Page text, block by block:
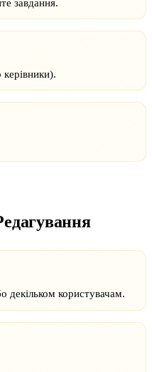
завдання.
декільком користувачам.